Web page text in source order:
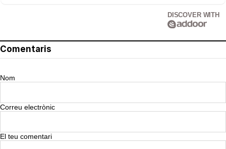
DISCOVER WITH
Comentaris
Nom
Correu electrònic
El teu comentari